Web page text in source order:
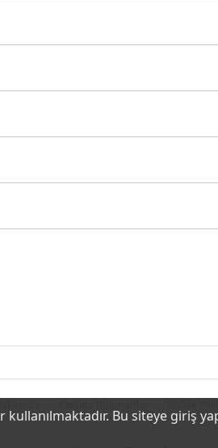
Bu siteye giriş